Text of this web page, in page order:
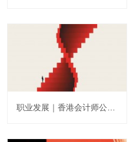
职业发展｜香港会计师公会内地会员：登顶之路